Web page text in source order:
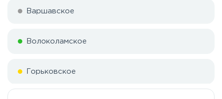
Варшавское
Волоколамское
Горьковское